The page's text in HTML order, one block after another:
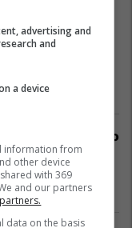
Green
rezidencial
zgjedh Auto
Hybrid për
taksive në
advertising and
and
a device
information from
other device
with 369
and our partners
data on the basis